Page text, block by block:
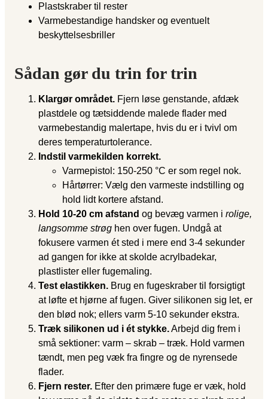
Plastskraber til rester
Varmebestandige handsker og eventuelt
beskyttelsesbriller
Sådan gør du trin for trin
Klargør området. Fjern løse genstande, afdæk
plastdele og tætsiddende malede flader med
varmebestandig malertape, hvis du er i tvivl om
deres temperaturtolerance.
Indstil varmekilden korrekt.
Varmepistol: 150-250 °C er som regel nok.
Hårtørrer: Vælg den varmeste indstilling og
hold lidt kortere afstand.
Hold 10-20 cm afstand og bevæg varmen i rolige,
langsomme strøg hen over fugen. Undgå at
fokusere varmen ét sted i mere end 3-4 sekunder
ad gangen for ikke at skolde acrylbadekar,
plastlister eller fugemaling.
Test elastikken. Brug en fugeskraber til forsigtigt
at løfte et hjørne af fugen. Giver silikonen sig let, er
den blød nok; ellers varm 5-10 sekunder ekstra.
Træk silikonen ud i ét stykke.Arbejd dig frem i
små sektioner: varm – skrab – træk. Hold varmen
tændt, men peg væk fra fingre og de nyrensede
flader.
Fjern rester. Efter den primære fuge er væk, hold